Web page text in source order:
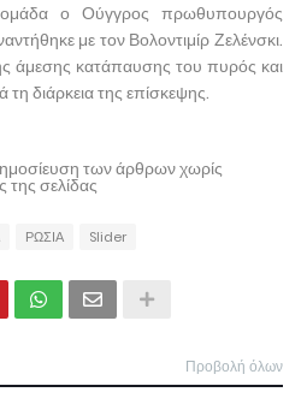
ο Ούγγρος πρωθυπουργός
με τον Βολοντιμίρ Ζελένσκι.
άμεσης κατάπαυσης του πυρός και
διάρκεια της επίσκεψης.
των άρθρων χωρίς
σελίδας
ΡΩΣΙΑ Slider
Προβολή όλων